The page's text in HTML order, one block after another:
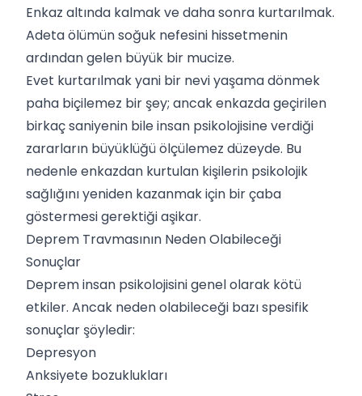
Enkaz altında kalmak ve daha sonra kurtarılmak.
Adeta ölümün soğuk nefesini hissetmenin
ardından gelen büyük bir mucize.
Evet kurtarılmak yani bir nevi yaşama dönmek
paha biçilemez bir şey; ancak enkazda geçirilen
birkaç saniyenin bile insan psikolojisine verdiği
zararların büyüklüğü ölçülemez düzeyde. Bu
nedenle enkazdan kurtulan kişilerin psikolojik
sağlığını yeniden kazanmak için bir çaba
göstermesi gerektiği aşikar.
Deprem Travmasının Neden Olabileceği
Sonuçlar
Deprem insan psikolojisini genel olarak kötü
etkiler. Ancak neden olabileceği bazı spesifik
sonuçlar şöyledir:
Depresyon
Anksiyete bozuklukları